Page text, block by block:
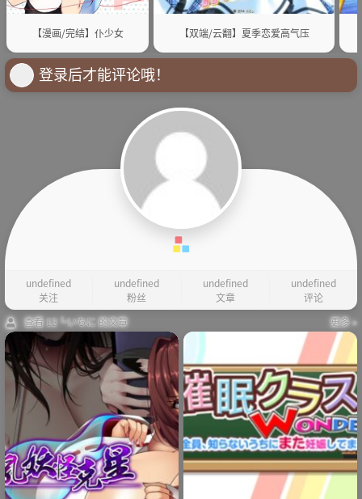
【漫画/完结】仆少女 【双端/云翻】夏季恋爱高气压
登录后才能评论哦！
undefined
关注
undefined
粉丝
undefined
文章
undefined
评论
查看 12╚いちに 的文章
更多 »